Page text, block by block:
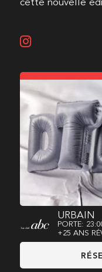
cette nouvelle
URBAIN
PORTE:
+25 ANS